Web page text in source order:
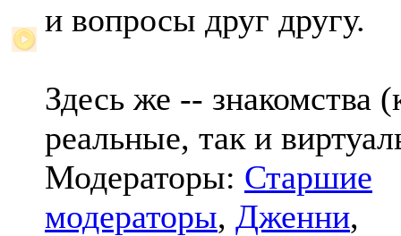
и вопросы друг другу.
Здесь же -- знакомства
реальные, так и
Модераторы: Старшие
модераторы, Дженни,